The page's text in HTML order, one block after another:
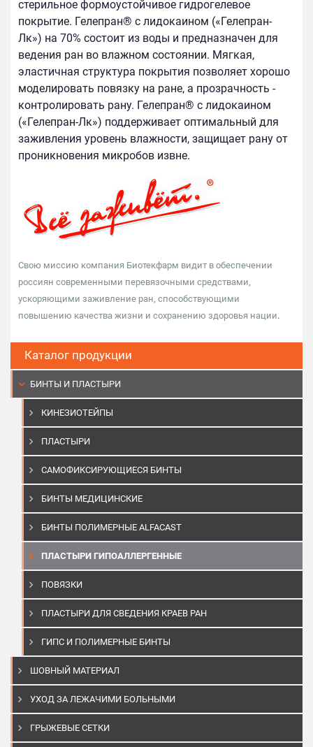
Каталог продукции
БИНТЫ И ПЛАСТЫРИ
КИНЕЗИОТЕЙПЫ
ПЛАСТЫРИ
САМОФИКСИРУЮЩИЕСЯ БИНТЫ
БИНТЫ МЕДИЦИНСКИЕ
БИНТЫ ПОЛИМЕРНЫЕ ALFACAST
ПЛАСТЫРИ ГИПОАЛЛЕРГЕННЫЕ
ПОВЯЗКИ
ПЛАСТЫРИ ДЛЯ СВЕДЕНИЯ КРАЕВ РАН
ГИПС И ПОЛИМЕРНЫЕ БИНТЫ
ШОВНЫЙ МАТЕРИАЛ
УХОД ЗА ЛЕЖАЧИМИ БОЛЬНЫМИ
ГРЫЖЕВЫЕ СЕТКИ
стерильное формоустойчивое гидрогелевое
покрытие. Гелепран® c лидокаином («Гелепран-
Лк») на 70% состоит из воды и предназначен для
ведения ран во влажном состоянии. Мягкая,
эластичная структура покрытия позволяет хорошо
моделировать повязку на ране, а прозрачность -
контролировать рану. Гелепран® c лидокаином
(«Гелепран-Лк») поддерживает оптимальный для
заживления уровень влажности, защищает рану от
проникновения микробов извне.
Свою миссию компания Биотекфарм видит в обеспечении
россиян современными перевязочными средствами,
ускоряющими заживление ран, способствующими
повышению качества жизни и сохранению здоровья нации.